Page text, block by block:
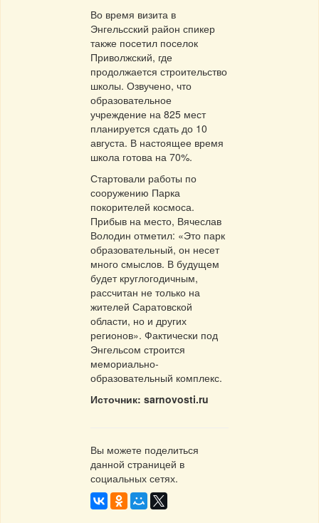
Во время визита в
Энгельсский район спикер
также посетил поселок
Приволжский, где
продолжается строительство
школы. Озвучено, что
образовательное
учреждение на 825 мест
планируется сдать до 10
августа. В настоящее время
школа готова на 70%.
Стартовали работы по
сооружению Парка
покорителей космоса.
Прибыв на место, Вячеслав
Володин отметил: «Это парк
образовательный, он несет
много смыслов. В будущем
будет круглогодичным,
рассчитан не только на
жителей Саратовской
области, но и других
регионов». Фактически под
Энгельсом строится
мемориально-
образовательный комплекс.
Источник: sarnovosti.ru
Вы можете поделиться
данной страницей в
социальных сетях.